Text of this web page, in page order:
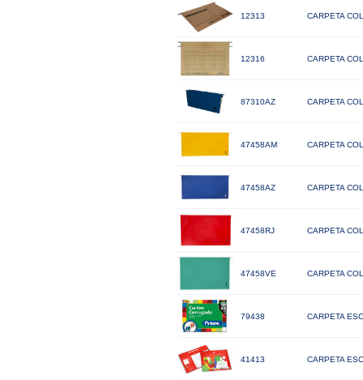
12313 CARPETA
12316 CARPETA
87310AZ CARPETA
47458AM CARPETA
47458AZ CARPETA
47458RJ CARPETA
47458VE CARPETA
79438 CARPETA
41413 CARPETA